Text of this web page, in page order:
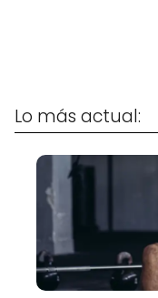
Lo más actual: